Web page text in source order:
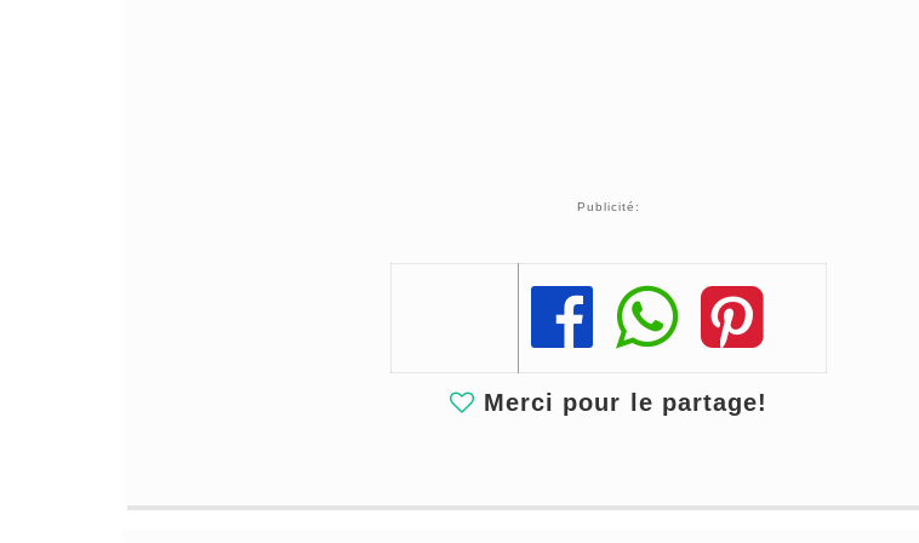
Publicité:
Share
Share
Share
Merci pour le partage!